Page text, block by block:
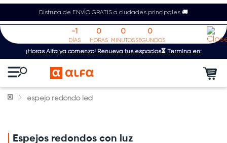
Disfruta de ENVÍO GRATIS a ciudades principales 🚚
¡Horas Alfa ya comenzó! Renueva tus espacios⏳ Termina en:
-1
DÍAS
0
HORAS
0
MINUTOS
0
SEGUNDOS
espejo redondo led
Espejos redondos con luz